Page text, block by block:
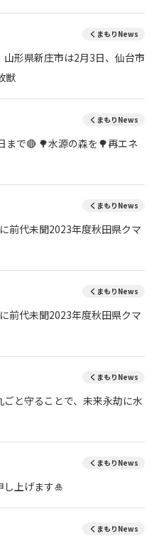
くまもりNews
形県新庄市は2月3日、仙台市
獣
くまもりNews
まで🔴 🌳水源の森を🌳再エネ
くまもりNews
前代未聞2023年度秋田県クマ
くまもりNews
前代未聞2023年度秋田県クマ
くまもりNews
と守ることで、未来永劫に水
くまもりNews
し上げます🎍
くまもりNews